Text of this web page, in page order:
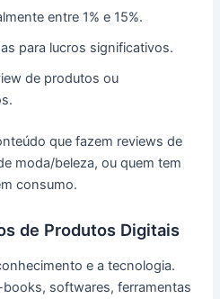
entre 1% e 15%.
para lucros significativos.
de produtos ou
que fazem reviews de
moda/beleza, ou quem tem
consumo.
de Produtos Digitais
e a tecnologia.
softwares, ferramentas